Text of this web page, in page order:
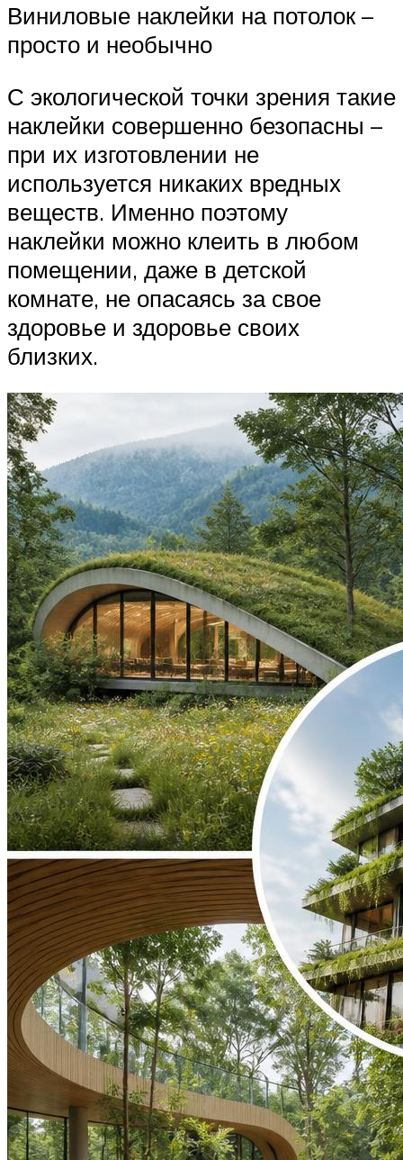
Виниловые наклейки на потолок –
просто и необычно
С экологической точки зрения такие
наклейки совершенно безопасны –
при их изготовлении не
используется никаких вредных
веществ. Именно поэтому
наклейки можно клеить в любом
помещении, даже в детской
комнате, не опасаясь за свое
здоровье и здоровье своих
близких.